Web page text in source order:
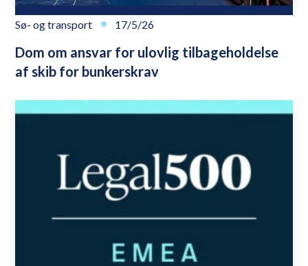
Sø- og transport 17/5/26
Dom om ansvar for ulovlig tilbageholdelse
af skib for bunkerskrav